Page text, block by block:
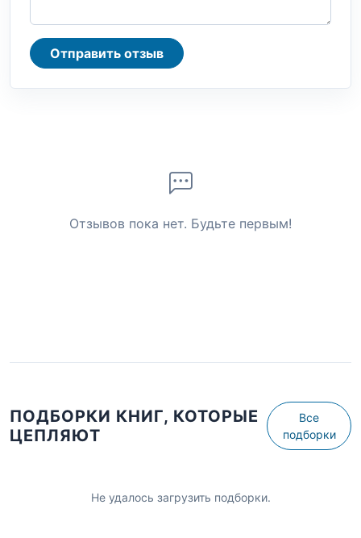
Отправить отзыв
Отзывов пока нет. Будьте первым!
ПОДБОРКИ КНИГ, КОТОРЫЕ
ЦЕПЛЯЮТ
Все
подборки
Не удалось загрузить подборки.